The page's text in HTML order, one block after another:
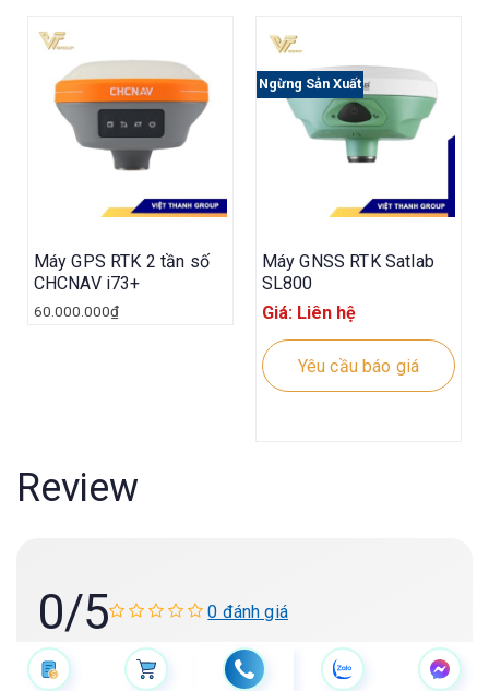
Máy GPS RTK 2 tần số
CHCNAV i73+
60.000.000₫
Ngừng Sản Xuất
Máy GNSS RTK Satlab
SL800
Giá: Liên hệ
Yêu cầu báo giá
Review
0/5 0 đánh giá
Viết đánh giá